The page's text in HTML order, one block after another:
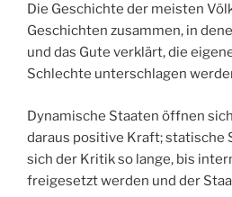
Die Geschichte der meisten
Geschichten zusammen, in
und das Gute verklärt, die
Schlechte unterschlagen
Dynamische Staaten öffnen
daraus positive Kraft; statische
sich der Kritik so lange, bis
freigesetzt werden und der